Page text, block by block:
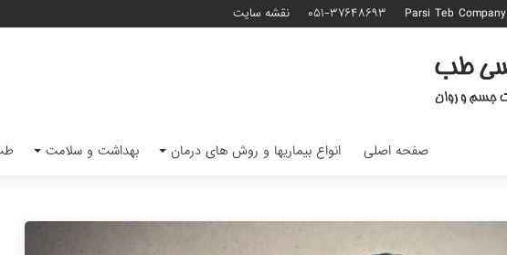
Parsi Teb Company ۰۵۱-۳۷۶۴۸۶۹۳ نقشه سایت
صفحه اصلی انواع بیماریها و روش های درمان بهداشت و سلامت